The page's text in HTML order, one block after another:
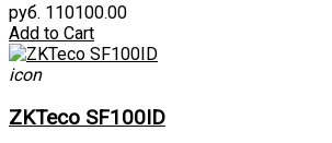
руб. 110100.00
Add to Cart
icon
ZKTeco SF100ID